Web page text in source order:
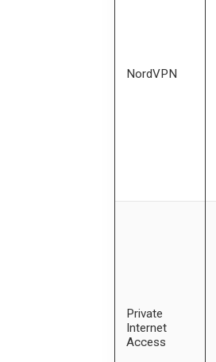
NordVPN
Private
Internet
Access